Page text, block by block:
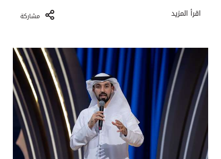
اقرأ المزيد
مشاركة